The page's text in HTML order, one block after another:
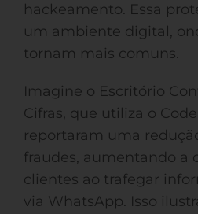
hackeamento. Essa
um ambiente digital,
tornam mais comuns.
Imagine o Escritório
Cifras, que utiliza o
reportaram uma
fraudes, aumentando a
clientes ao trafegar
via WhatsApp. Isso